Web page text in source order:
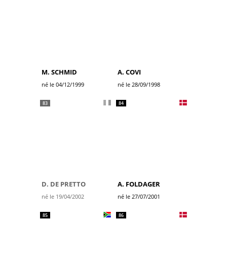
M. SCHMID
né le 04/12/1999
A. COVI
né le 28/09/1998
83
D. DE PRETTO
né le 19/04/2002
84
A. FOLDAGER
né le 27/07/2001
85 86